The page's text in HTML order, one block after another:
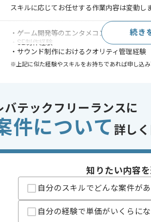
スキルに応じてお任せする作業内容は変動しま
・ゲーム開発等のエンタメコンテンツにお
・SE制作経験
・サウンド制作におけるクオリティ管理経験
※上記に似た経験やスキルをお持ちであれば申し込
担当領域/システム
広告・デザイン・イベン
特徴
30代活躍中 , 長期プロ
が多い
精算条件
有
支払いサイト
15日
続き
バテックフリーランスに
件について 詳し
知りたい内容
自分のスキルでどんな案件が
自分の経験で単価がいくらに